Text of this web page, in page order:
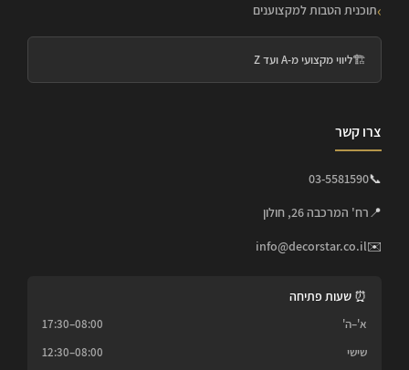
תוכנית הטבות למקצוענים
🏗️ליווי מקצועי מ-A ועד Z
צרו קשר
📞
03-5581590
📍רח' המרכבה 26, חולון
✉️
info@decorstar.co.il
⏰ שעות פתיחה
א'–ה'
08:00–17:30
שישי
08:00–12:30